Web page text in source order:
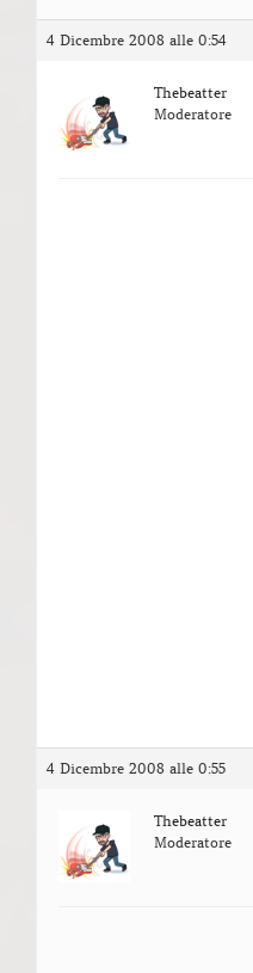
4 Dicembre 2008 alle 0:54
Thebeatter
Moderatore
4 Dicembre 2008 alle 0:55
Thebeatter
Moderatore